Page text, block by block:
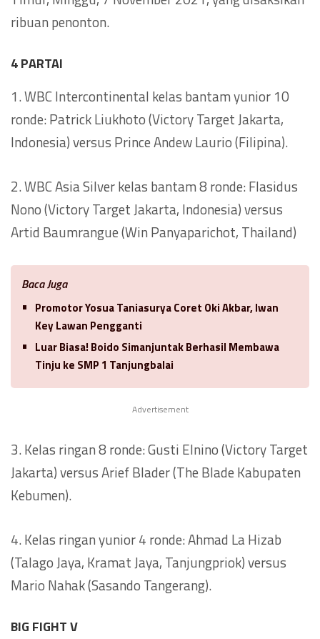
ribuan penonton.
4 PARTAI
1. WBC Intercontinental kelas bantam yunior 10
ronde: Patrick Liukhoto (Victory Target Jakarta,
Indonesia) versus Prince Andew Laurio (Filipina).
2. WBC Asia Silver kelas bantam 8 ronde: Flasidus
Nono (Victory Target Jakarta, Indonesia) versus
Artid Baumrangue (Win Panyaparichot, Thailand)
Baca Juga
Promotor Yosua Taniasurya Coret Oki Akbar, Iwan
Key Lawan Pengganti
Luar Biasa! Boido Simanjuntak Berhasil Membawa
Tinju ke SMP 1 Tanjungbalai
Advertisement
3. Kelas ringan 8 ronde: Gusti Elnino (Victory Target
Jakarta) versus Arief Blader (The Blade Kabupaten
Kebumen).
4. Kelas ringan yunior 4 ronde: Ahmad La Hizab
(Talago Jaya, Kramat Jaya, Tanjungpriok) versus
Mario Nahak (Sasando Tangerang).
BIG FIGHT V